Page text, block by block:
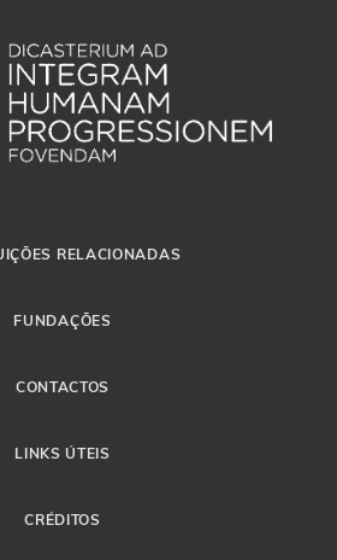
RELACIONADAS
FUNDAÇÕES
CONTACTOS
LINKS ÚTEIS
CRÉDITOS